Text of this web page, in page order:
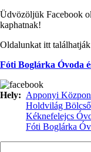
Üdvözöljük Facebook
kaphatnak!
Oldalunkat itt
Fóti Boglárka Óvoda
Hely
Apponyi
Holdvilág
Kéknefelejcs
Fóti Boglárka